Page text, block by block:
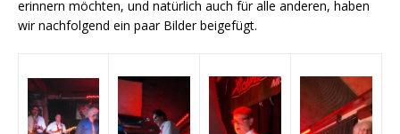
erinnern möchten, und natürlich auch für alle anderen, haben
wir nachfolgend ein paar Bilder beigefügt.